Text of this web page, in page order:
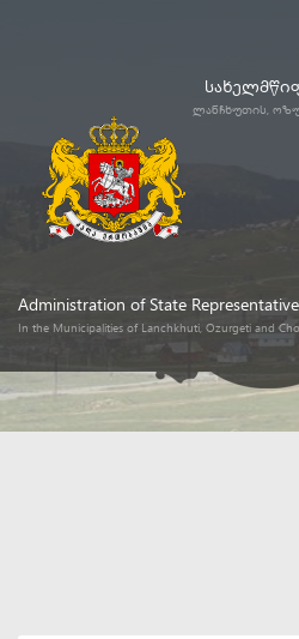
ლანჩხუთის,
Administration of State Representative
In the Municipalities of Lanchkhuti, Ozurgeti and